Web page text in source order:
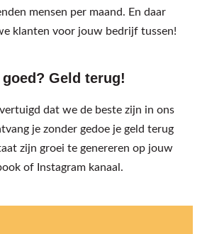
mensen per maand. En daar
klanten voor jouw bedrijf tussen!
goed? Geld terug!
dat we de beste zijn in ons
je zonder gedoe je geld terug
zijn groei te genereren op jouw
of Instagram kanaal.